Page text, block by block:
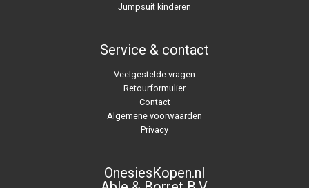
Jumpsuit kinderen
Service & contact
Veelgestelde vragen
Retourformulier
Contact
Algemene voorwaarden
Privacy
OnesiesKopen.nl